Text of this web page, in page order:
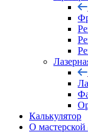
Калькулятор
О мастерской